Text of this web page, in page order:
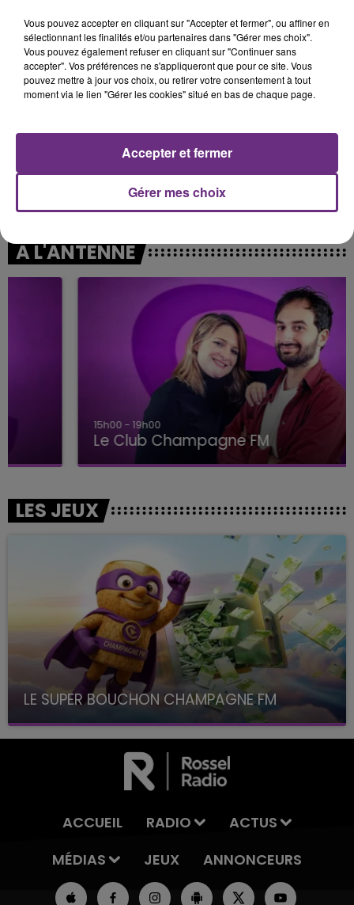
20h19
20h19 20h16
20h16
TAME IMPALA & JENNIE
A L'ANTENNE
Le Club Champagne FM
LES JEUX
LE SUPER BOUCHON CHAMPAGNE FM
avec La Famille Champagne FM, à 8H10
ACCUEIL RADIO
ACTUS
MÉDIAS
JEUX ANNONCEURS
Vous pouvez accepter en cliquant sur "Accepter et fermer", ou affiner en
sélectionnant les finalités et/ou partenaires dans "Gérer mes choix".
Vous pouvez également refuser en cliquant sur "Continuer sans
accepter". Vos préférences ne s'appliqueront que pour ce site. Vous
pouvez mettre à jour vos choix, ou retirer votre consentement à tout
moment via le lien "Gérer les cookies" situé en bas de chaque page.
Gérer mes choix
Accepter et fermer